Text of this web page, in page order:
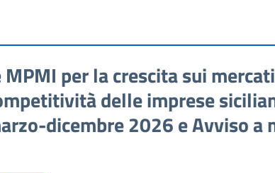
per la crescita sui
delle imprese
dicembre 2026 e Avviso a